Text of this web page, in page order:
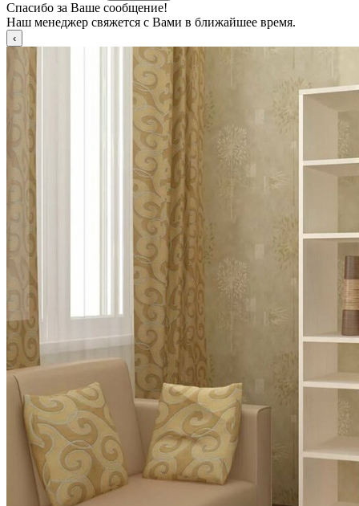
Спасибо за Ваше сообщение!
Наш менеджер свяжется с Вами в ближайшее время.